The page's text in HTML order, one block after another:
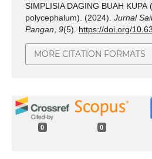
SIMPLISIA DAGING BUAH KUPA
polycephalum). (2024). Jurnal
Pangan 9(5). https://doi.org/
MORE CITATION FORMATS
0 0